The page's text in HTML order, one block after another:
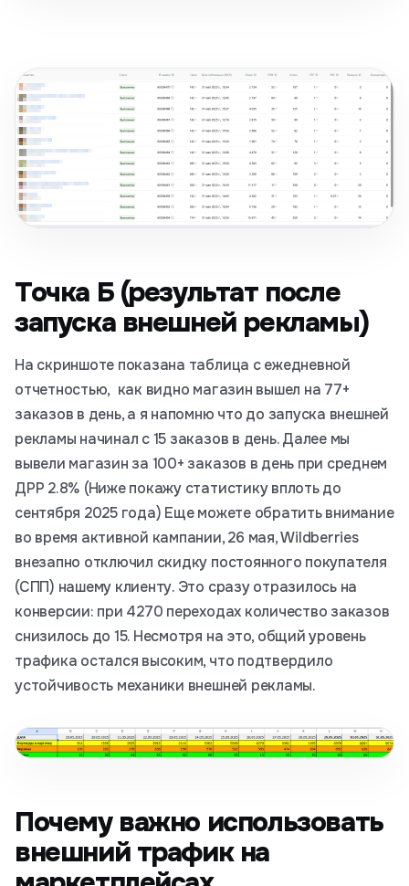
Точка Б (результат после
запуска внешней рекламы)
На скриншоте показана таблица с ежедневной
отчетностью, как видно магазин вышел на 77+
заказов в день, а я напомню что до запуска внешней
рекламы начинал с 15 заказов в день. Далее мы
вывели магазин за 100+ заказов в день при среднем
ДРР 2.8% (Ниже покажу статистику вплоть до
сентября 2025 года) Еще можете обратить внимание
во время активной кампании, 26 мая, Wildberries
внезапно отключил скидку постоянного покупателя
(СПП) нашему клиенту. Это сразу отразилось на
конверсии: при 4270 переходах количество заказов
снизилось до 15. Несмотря на это, общий уровень
трафика остался высоким, что подтвердило
устойчивость механики внешней рекламы.
Почему важно использовать
внешний трафик на